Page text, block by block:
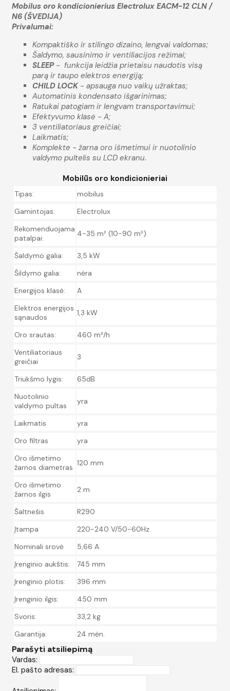
Mobilus oro kondicionierius Electrolux EACM-12 CLN /
N6 (ŠVEDIJA)
Privalumai:
Kompaktiško ir stilingo dizaino, lengvai valdomas;
Šaldymo, sausinimo ir ventiliacijos režimai;
SLEEP- funkcija leidžia prietaisu naudotis visą
parą ir taupo elektros energiją;
CHILD LOCK - apsauga nuo vaikų užraktas;
Automatinis kondensato išgarinimas;
Ratukai patogiam ir lengvam transportavimui;
Efektyvumo klasė - A;
3 ventiliatoriaus greičiai;
Laikmatis;
Komplekte - žarna oro išmetimui ir nuotolinio
valdymo pultelis su LCD ekranu.
Mobilūs oro kondicionieriai
Tipas:
mobilus
Gamintojas:
Electrolux
Rekomenduojama
patalpai:
4-35 m² (10-90 m³)
Šaldymo galia:
3,5 kW
Šildymo galia:
nėra
Energijos klasė:
A
Elektros energijos
sąnaudos
1,3 kW
Oro srautas:
460 m³/h
Ventiliatoriaus
greičiai
3
Triukšmo lygis:
65dB
Nuotolinio
valdymo pultas
yra
Laikmatis
yra
Oro filtras
yra
Oro išmetimo
žarnos diametras 120 mm
Oro išmetimo
žarnos ilgis
2 m
Šaltnešis
R290
Įtampa
220-240 V/50-60Hz
Nominali srovė
5,66 A
Įrenginio aukštis:
745 mm
Įrenginio plotis:
396 mm
Įrenginio ilgis:
450 mm
Svoris:
33,2 kg
Garantija:
24 mėn.
Parašyti atsiliepimą
Vardas:
El. pašto adresas: